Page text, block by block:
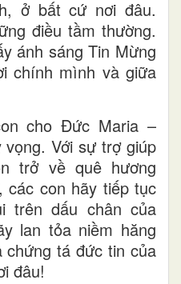
ở bất cứ nơi đâu.
điều tầm thường.
ánh sáng Tin Mừng
chính mình và giữa
cho Đức Maria –
Với sự trợ giúp
trở về quê hương
các con hãy tiếp tục
trên dấu chân của
lan tỏa niềm hăng
chứng tá đức tin của
đâu!